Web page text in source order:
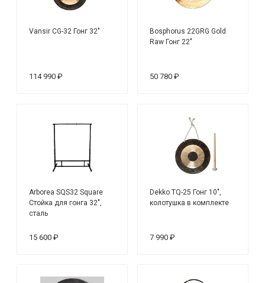
Vansir CG-32 Гонг 32"
114 990 ₽
Bosphorus 22GRG Gold
Raw Гонг 22"
50 780 ₽
Arborea SQS32 Square
Стойка для гонга 32",
сталь
15 600 ₽
Dekko TQ-25 Гонг 10",
колотушка в комплекте
7 990 ₽